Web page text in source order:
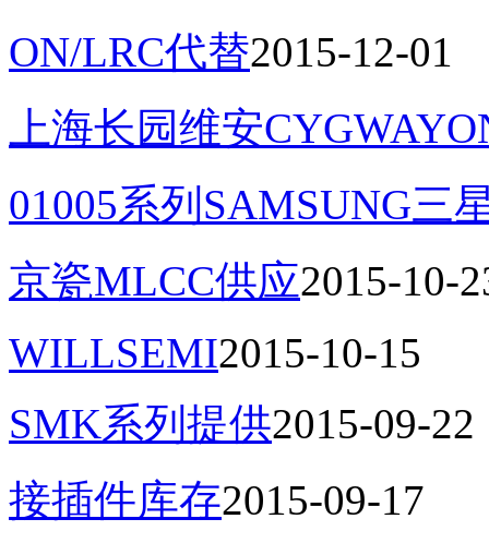
ON/LRC代替2015-12-01
上海长园维安
01005系列SAMSUNG三
京瓷MLCC供应2015-10-
WILLSEMI2015-10-15
SMK系列提供2015-09-22
接插件库存2015-09-17